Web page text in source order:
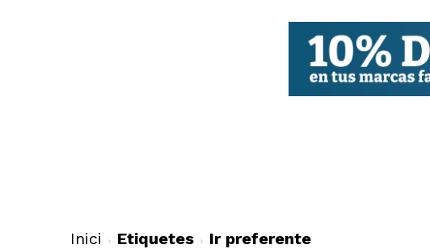
Inici Etiquetes Ir preferente